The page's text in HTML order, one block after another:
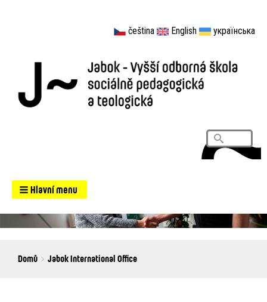
čeština English українська
Search
Hlavní menu
Breadcrumbs
You
Domů Jabok International Office